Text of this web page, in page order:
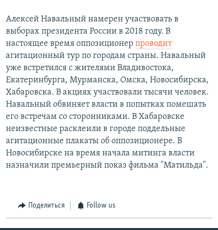
Алексей Навальный намерен участвовать в
выборах президента России в 2018 году. В
настоящее время оппозиционер проводит
агитационный тур по городам страны. Навальный
уже встретился с жителями Владивостока,
Екатеринбурга, Мурманска, Омска, Новосибирска,
Хабаровска. В акциях участвовали тысячи человек.
Навальный обвиняет власти в попытках помешать
его встречам со сторонниками. В Хабаровске
неизвестные расклеили в городе поддельные
агитационные плакаты об оппозиционере. В
Новосибирске на время начала митинга власти
назначили премьерный показ фильма "Матильда".
Поделиться Follow us